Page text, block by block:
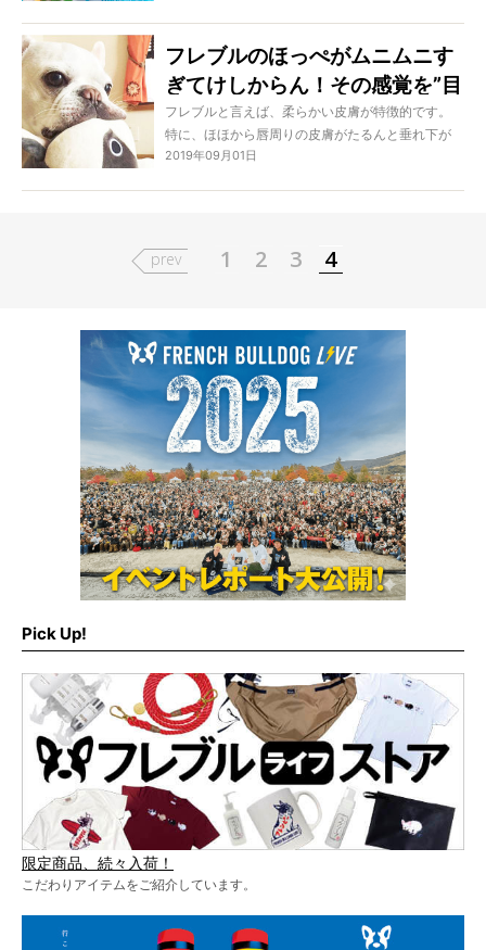
アを楽しんだり、インドア派の方は涼しいお部屋
で読書や映画鑑賞でまったりしたり。どちらの過
ごし方も最高だったことでしょう。人間だけでな
くフレブルたちも、この夏の期間にいろいろと思
い出ができたはずです。今日から9月、ということ
しょうか。
フレブルのほっぺがムニムニす
ぎてけしからん！その感覚を”目
で見て”楽しんじゃいましょう♡
フレブルと言えば、柔らかい皮膚が特徴的です。
特に、ほほから唇周りの皮膚がたるんと垂れ下が
っている部分は”タフタフ”なんて呼ばれています
ニッとした感じは見ていてもキュンとするもの。
ということで今回はそのタフタフの魅力を目で見
2019年09月01日
prev 1 2 3 4
Pick Up!
限定商品、続々入荷！
こだわりアイテムをご紹介しています。